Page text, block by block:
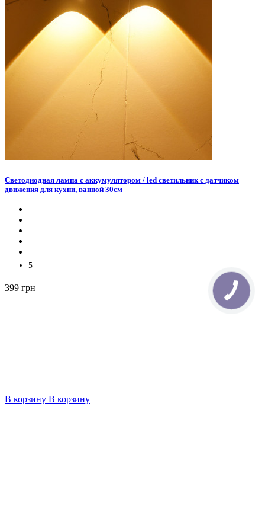
Светодиодная лампа с аккумулятором / led светильник с датчиком
движения для кухни, ванной 30см
5
399 грн
В корзину В корзину